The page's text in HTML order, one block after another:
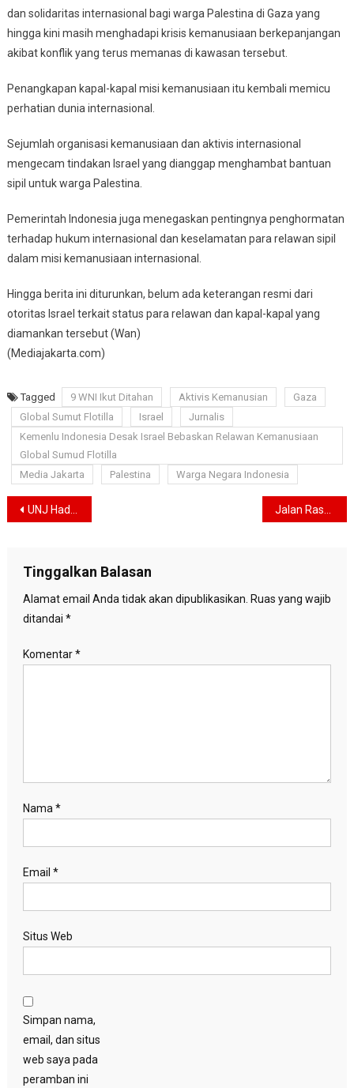
dan solidaritas internasional bagi warga Palestina di Gaza yang
hingga kini masih menghadapi krisis kemanusiaan berkepanjangan
akibat konflik yang terus memanas di kawasan tersebut.
Penangkapan kapal-kapal misi kemanusiaan itu kembali memicu
perhatian dunia internasional.
Sejumlah organisasi kemanusiaan dan aktivis internasional
mengecam tindakan Israel yang dianggap menghambat bantuan
sipil untuk warga Palestina.
Pemerintah Indonesia juga menegaskan pentingnya penghormatan
terhadap hukum internasional dan keselamatan para relawan sipil
dalam misi kemanusiaan internasional.
Hingga berita ini diturunkan, belum ada keterangan resmi dari
otoritas Israel terkait status para relawan dan kapal-kapal yang
diamankan tersebut (Wan)
(Mediajakarta.com)
Tagged 9 WNI Ikut Ditahan Aktivis Kemanusian
Gaza
Global Sumut Flotilla
Israel
Jurnalis
Kemenlu Indonesia Desak Israel Bebaskan Relawan Kemanusiaan
Global Sumud Flotilla
Media Jakarta
Palestina Warga Negara Indonesia
Navigasi
UNJ Hadir dari Pulau Pari, Dr. Sari Narulita Perkuat Pendidikan Inklusif untuk Dukung SDGs Jalan Rasuna Said Dipastikan Siap untuk CFD 1 Juni, Pemprov Benahi Aspal dan Genangan
Tinggalkan Balasan
Alamat email Anda tidak akan dipublikasikan. Ruas yang wajib
ditandai *
Komentar*
Nama*
Email *
Situs Web
Simpan nama,
email, dan situs
web saya pada
peramban ini